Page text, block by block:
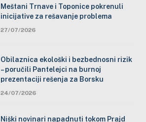
Meštani Trnave i Toponice pokrenuli
inicijative za rešavanje problema
27/07/2026
Obilaznica ekološki i bezbednosni rizik
– poručili Pantelejci na burnoj
prezentaciji rešenja za Borsku
24/07/2026
Niški novinari napadnuti tokom Prajd